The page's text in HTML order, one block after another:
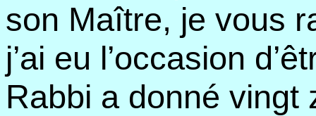
son Maître, je vous
j’ai eu l’occasion
Rabbi a donné vingt